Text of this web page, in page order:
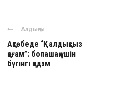
Алдыңғы
Ақтөбеде “Қалдықсыз
қоғам”: болашақ үшін
бүгінгі қадам